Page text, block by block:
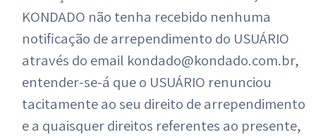
KONDADO não tenha recebido nenhuma
notificação de arrependimento do USUÁRIO
através do email kondado@kondado.com.br,
entender-se-á que o USUÁRIO renunciou
tacitamente ao seu direito de arrependimento
e a quaisquer direitos referentes ao presente,